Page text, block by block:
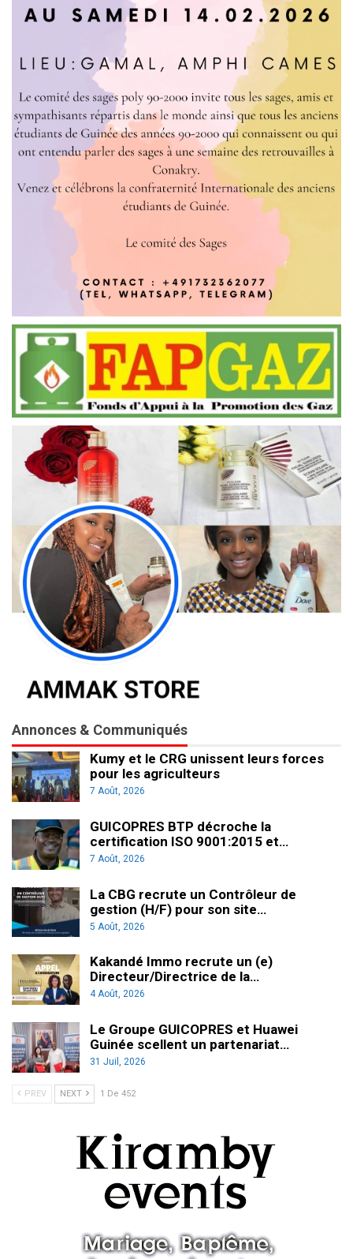
Annonces & Communiqués
Kumy et le CRG unissent leurs forces
pour les agriculteurs
7 Août, 2026
GUICOPRES BTP décroche la
certification ISO 9001:2015 et…
7 Août, 2026
La CBG recrute un Contrôleur de
gestion (H/F) pour son site…
5 Août, 2026
Kakandé Immo recrute un (e)
Directeur/Directrice de la…
4 Août, 2026
Le Groupe GUICOPRES et Huawei
Guinée scellent un partenariat…
31 Juil, 2026
PREV NEXT 1 De 452